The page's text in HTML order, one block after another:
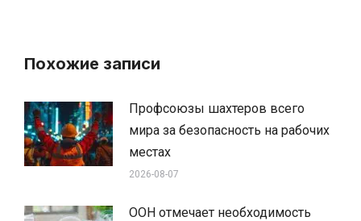
Похожие записи
Профсоюзы шахтеров всего
мира за безопасность на рабочих
местах
2026-08-07
ООН отмечает необходимость